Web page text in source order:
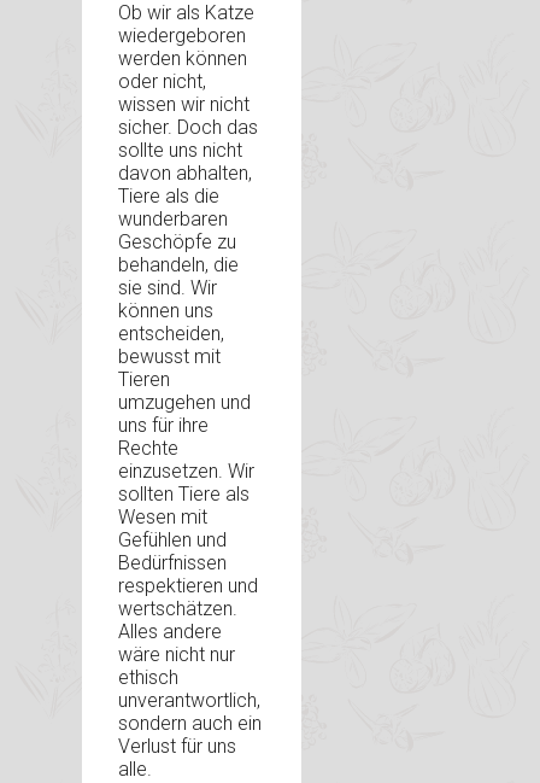
Ob wir als Katze
wiedergeboren
werden können
oder nicht,
wissen wir nicht
sicher. Doch das
sollte uns nicht
davon abhalten,
Tiere als die
wunderbaren
Geschöpfe zu
behandeln, die
sie sind. Wir
können uns
entscheiden,
bewusst mit
Tieren
umzugehen und
uns für ihre
Rechte
einzusetzen. Wir
sollten Tiere als
Wesen mit
Gefühlen und
Bedürfnissen
respektieren und
wertschätzen.
Alles andere
wäre nicht nur
ethisch
unverantwortlich,
sondern auch ein
Verlust für uns
alle.